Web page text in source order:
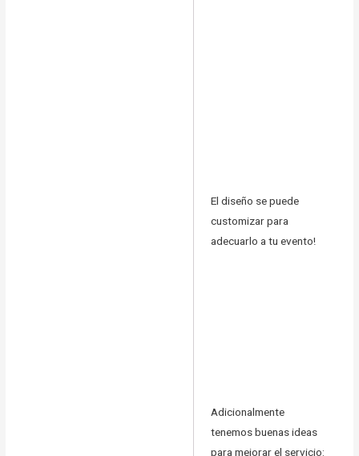
El diseño se puede
customizar para
adecuarlo a tu evento!
Adicionalmente
tenemos buenas ideas
para mejorar el servicio: